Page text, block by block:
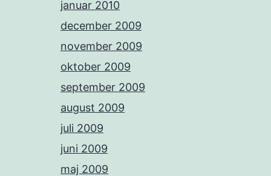
januar 2010
december 2009
november 2009
oktober 2009
september 2009
august 2009
juli 2009
juni 2009
maj 2009